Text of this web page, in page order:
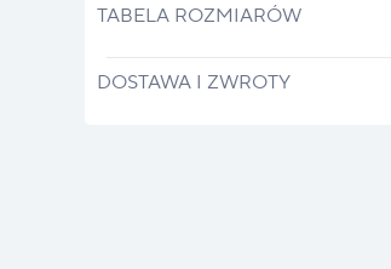
TABELA ROZMIARÓW
DOSTAWA I ZWROTY